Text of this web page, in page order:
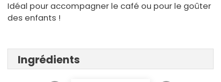
Idéal pour accompagner le café ou pour le goûter
des enfants !
Ingrédients